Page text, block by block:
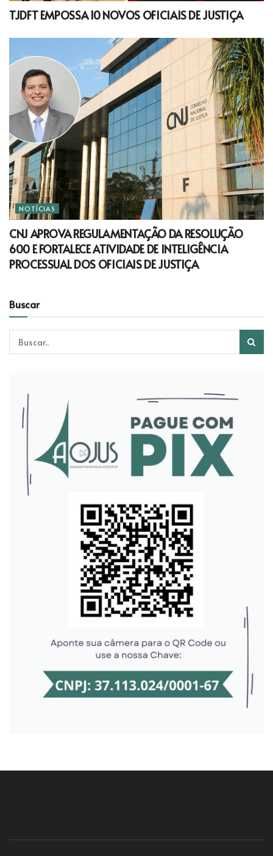
TJDFT EMPOSSA 10 NOVOS OFICIAIS DE JUSTIÇA
NOTÍCIAS
CNJ APROVA REGULAMENTAÇÃO DA RESOLUÇÃO
600 E FORTALECE ATIVIDADE DE INTELIGÊNCIA
PROCESSUAL DOS OFICIAIS DE JUSTIÇA
Buscar